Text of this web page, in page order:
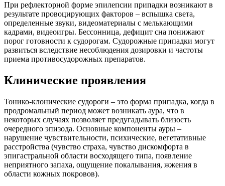
При рефлекторной форме эпилепсии припадки возникают в
результате провоцирующих факторов – вспышка света,
определенные звуки, видеоматериалы с мелькающими
кадрами, видеоигры. Бессонница, дефицит сна понижают
порог готовности к судорогам. Судорожные припадки могут
развиться вследствие несоблюдения дозировки и частоты
приема противосудорожных препаратов.
Клинические проявления
Тонико-клонические судороги – это форма припадка, когда в
продромальный период может возникать аура, что в
некоторых случаях позволяет предугадывать близость
очередного эпизода. Основные компоненты ауры –
нарушение чувствительности, психические, вегетативные
расстройства (чувство страха, чувство дискомфорта в
эпигастральной области восходящего типа, появление
неприятного запаха, ощущение покалывания, жжения в
области кожных покровов).